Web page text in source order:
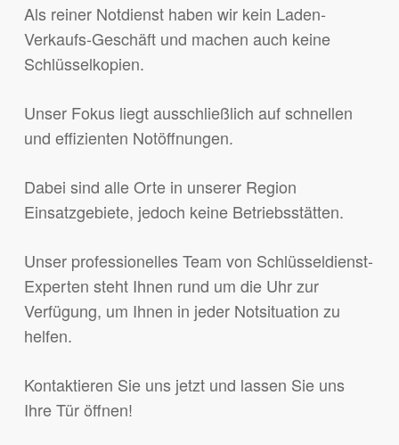
Als reiner Notdienst haben wir kein Laden-
Verkaufs-Geschäft und machen auch keine
Schlüsselkopien.
Unser Fokus liegt ausschließlich auf schnellen
und effizienten Notöffnungen.
Dabei sind alle Orte in unserer Region
Einsatzgebiete, jedoch keine Betriebsstätten.
Unser professionelles Team von Schlüsseldienst-
Experten steht Ihnen rund um die Uhr zur
Verfügung, um Ihnen in jeder Notsituation zu
helfen.
Kontaktieren Sie uns jetzt und lassen Sie uns
Ihre Tür öffnen!